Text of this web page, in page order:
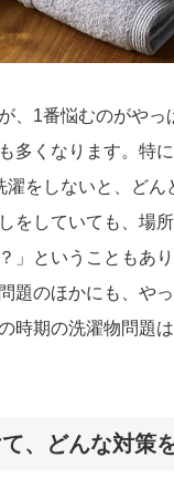
、1番悩むのがやっ
多くなります。特
濯をしないと、どん
をしていても、場
」ということもあり
題のほかにも、や
時期の洗濯物問題
、どんな対策